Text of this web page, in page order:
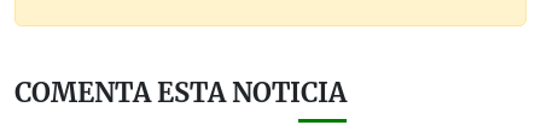
COMENTA ESTA NOTICIA